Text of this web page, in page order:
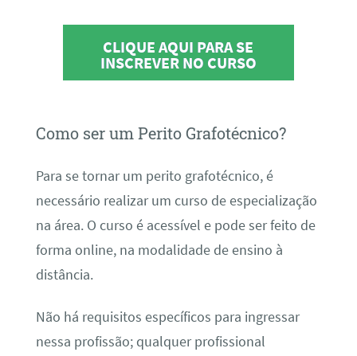
CLIQUE AQUI PARA SE
INSCREVER NO CURSO
Como ser um Perito Grafotécnico?
Para se tornar um perito grafotécnico, é
necessário realizar um curso de especialização
na área. O curso é acessível e pode ser feito de
forma online, na modalidade de ensino à
distância.
Não há requisitos específicos para ingressar
nessa profissão; qualquer profissional